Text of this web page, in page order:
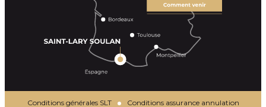
Conditions générales SLT
Conditions assurance annulation